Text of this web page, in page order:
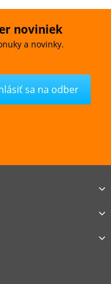
noviniek
a novinky.